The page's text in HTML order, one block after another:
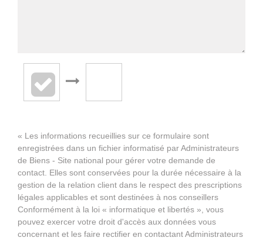
« Les informations recueillies sur ce formulaire sont
enregistrées dans un fichier informatisé par Administrateurs
de Biens - Site national pour gérer votre demande de
contact. Elles sont conservées pour la durée nécessaire à la
gestion de la relation client dans le respect des prescriptions
légales applicables et sont destinées à nos conseillers
Conformément à la loi « informatique et libertés », vous
pouvez exercer votre droit d'accès aux données vous
concernant et les faire rectifier en contactant Administrateurs